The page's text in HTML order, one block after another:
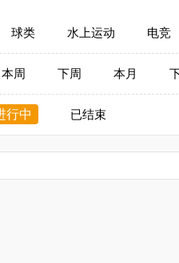
球类 水上运动 电竞
本周 下周 本月
行中 已结束